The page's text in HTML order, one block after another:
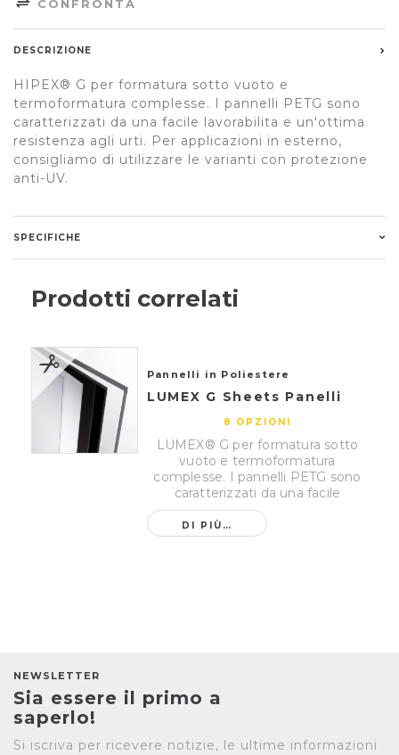
CONFRONTA
DESCRIZIONE
HIPEX® G per formatura sotto vuoto e
termoformatura complesse. I pannelli PETG sono
caratterizzati da una facile lavorabilita e un'ottima
resistenza agli urti. Per applicazioni in esterno,
consigliamo di utilizzare le varianti con protezione
anti-UV.
SPECIFICHE
Prodotti correlati
Pannelli in Poliestere
LUMEX G Sheets Panelli
8 OPZIONI
LUMEX® G per formatura sotto
vuoto e termoformatura
complesse. I pannelli PETG sono
caratterizzati da una facile
lavorabilita...
DI PIÙ…
NEWSLETTER
Sia essere il primo a
saperlo!
Si iscriva per ricevere notizie, le ultime informazioni